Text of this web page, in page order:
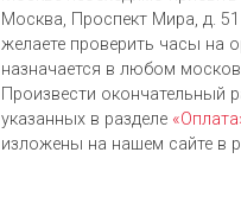
Москва, Проспект Мира, д. 51
желаете проверить часы на
назначается в любом
Произвести
указанных в разделе
изложены на нашем сайте в